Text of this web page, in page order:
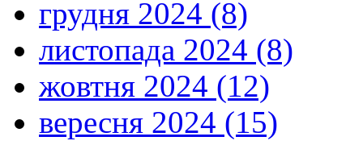
грудня 2024 (8)
листопада 2024 (8)
жовтня 2024 (12)
вересня 2024 (15)